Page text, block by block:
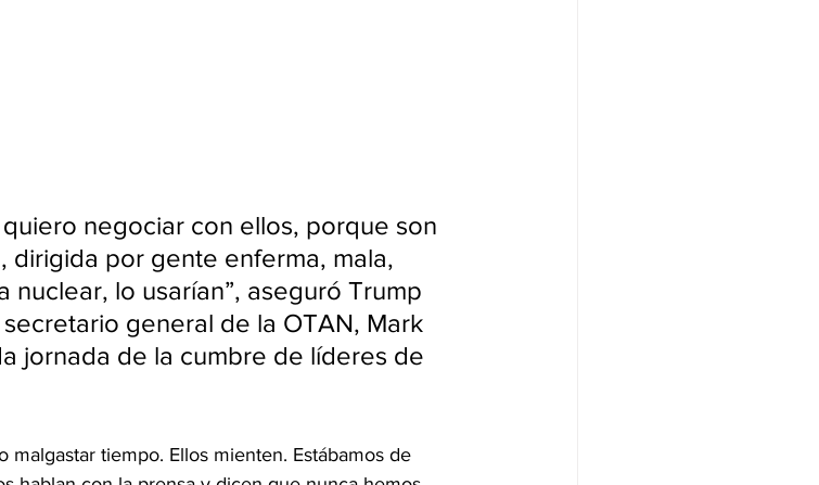
negociar con ellos, porque son
dirigida por gente enferma, mala,
nuclear, lo usarían”, aseguró Trump
general de la OTAN, Mark
jornada de la cumbre de líderes de
malgastar tiempo. Ellos mienten. Estábamos de